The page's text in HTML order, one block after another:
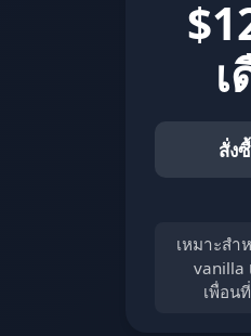
$
สั่ง
เหมาะสำ
vanilla
เพื่อน